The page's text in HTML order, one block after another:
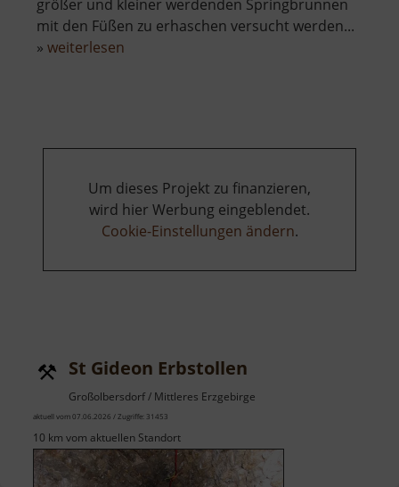
größer und kleiner werdenden Springbrunnen
mit den Füßen zu erhaschen versucht werden...
» weiterlesen
Um dieses Projekt zu finanzieren,
wird hier Werbung eingeblendet.
Cookie-Einstellungen ändern.
St Gideon Erbstollen
Großolbersdorf / Mittleres Erzgebirge
aktuell vom 07.06.2026 / Zugriffe: 31453
10 km vom aktuellen Standort